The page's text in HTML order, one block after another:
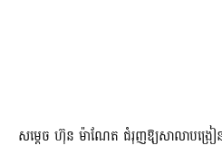
សម្តេច ហ៊ុន ម៉ាណែត ជំរុញឱ្យសាលាបង្រ